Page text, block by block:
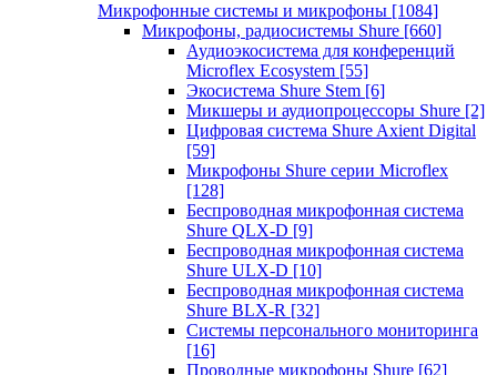
Микрофонные системы и микрофоны [1084]
Микрофоны, радиосистемы Shure [660]
Аудиоэкосистема для конференций
Microflex Ecosystem [55]
Экосистема Shure Stem [6]
Микшеры и аудиопроцессоры Shure [2]
Цифровая система Shure Axient Digital
[59]
Микрофоны Shure серии Microflex
[128]
Беспроводная микрофонная система
Shure QLX-D [9]
Беспроводная микрофонная система
Shure ULX-D [10]
Беспроводная микрофонная система
Shure BLX-R [32]
Системы персонального мониторинга
[16]
Проводные микрофоны Shure [62]